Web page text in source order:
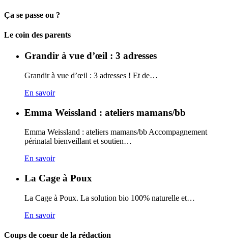
Ça se passe ou ?
Carto
Le coin des parents
Grandir à vue d’œil : 3 adresses
Grandir à vue d’œil : 3 adresses ! Et de…
En savoir
Emma Weissland : ateliers mamans/bb
Emma Weissland : ateliers mamans/bb Accompagnement
périnatal bienveillant et soutien…
En savoir
La Cage à Poux
La Cage à Poux. La solution bio 100% naturelle et…
En savoir
Coups de coeur de la rédaction